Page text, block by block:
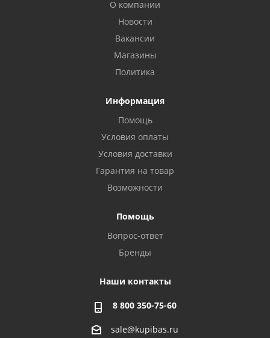
О компании
Новости
Вакансии
Магазины
Политика
Информация
Помощь
Условия оплаты
Условия доставки
Гарантия на товар
Возможности
Помощь
Вопрос-ответ
Бренды
Наши контакты
8 800 350-75-60
sale@kupibas.ru